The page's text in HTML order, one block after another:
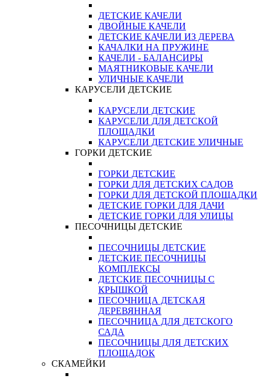
ДЕТСКИЕ КАЧЕЛИ
ДВОЙНЫЕ КАЧЕЛИ
ДЕТСКИЕ КАЧЕЛИ ИЗ ДЕРЕВА
КАЧАЛКИ НА ПРУЖИНЕ
КАЧЕЛИ - БАЛАНСИРЫ
МАЯТНИКОВЫЕ КАЧЕЛИ
УЛИЧНЫЕ КАЧЕЛИ
КАРУСЕЛИ ДЕТСКИЕ
КАРУСЕЛИ ДЕТСКИЕ
КАРУСЕЛИ ДЛЯ ДЕТСКОЙ
ПЛОЩАДКИ
КАРУСЕЛИ ДЕТСКИЕ УЛИЧНЫЕ
ГОРКИ ДЕТСКИЕ
ГОРКИ ДЕТСКИЕ
ГОРКИ ДЛЯ ДЕТСКИХ САДОВ
ГОРКИ ДЛЯ ДЕТСКОЙ ПЛОЩАДКИ
ДЕТСКИЕ ГОРКИ ДЛЯ ДАЧИ
ДЕТСКИЕ ГОРКИ ДЛЯ УЛИЦЫ
ПЕСОЧНИЦЫ ДЕТСКИЕ
ПЕСОЧНИЦЫ ДЕТСКИЕ
ДЕТСКИЕ ПЕСОЧНИЦЫ
КОМПЛЕКСЫ
ДЕТСКИЕ ПЕСОЧНИЦЫ С
КРЫШКОЙ
ПЕСОЧНИЦА ДЕТСКАЯ
ДЕРЕВЯННАЯ
ПЕСОЧНИЦА ДЛЯ ДЕТСКОГО
САДА
ПЕСОЧНИЦЫ ДЛЯ ДЕТСКИХ
ПЛОЩАДОК
СКАМЕЙКИ